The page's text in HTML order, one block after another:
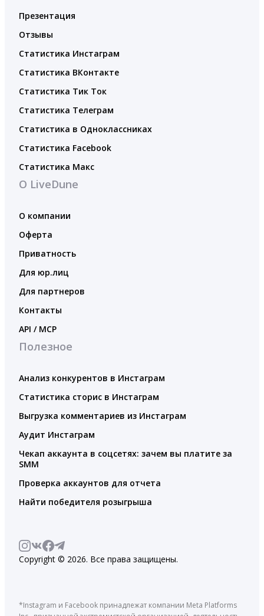
Презентация
Отзывы
Статистика Инстаграм
Статистика ВКонтакте
Статистика Тик Ток
Статистика Телеграм
Статистика в Одноклассниках
Статистика Facebook
Статистика Макс
О LiveDune
О компании
Оферта
Приватность
Для юр.лиц
Для партнеров
Контакты
API / MCP
Полезное
Анализ конкурентов в Инстаграм
Статистика сторис в Инстаграм
Выгрузка комментариев из Инстаграм
Аудит Инстаграм
Чекап аккаунта в соцсетях: зачем вы платите за
SMM
Проверка аккаунтов для отчета
Найти победителя розыгрыша
Copyright © 2026. Все права защищены.
*Instagram и Facebook принадлежат компании Meta Platforms